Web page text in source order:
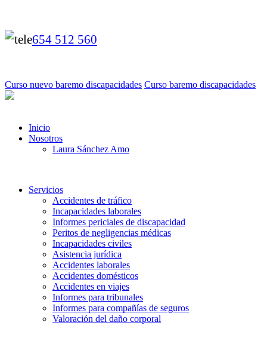
654 512 560
Curso nuevo baremo discapacidades Curso baremo discapacidades
Inicio
Nosotros
Laura Sánchez Amo
Servicios
Accidentes de tráfico
Incapacidades laborales
Informes periciales de discapacidad
Peritos de negligencias médicas
Incapacidades civiles
Asistencia jurídica
Accidentes laborales
Accidentes domésticos
Accidentes en viajes
Informes para tribunales
Informes para compañías de seguros
Valoración del daño corporal